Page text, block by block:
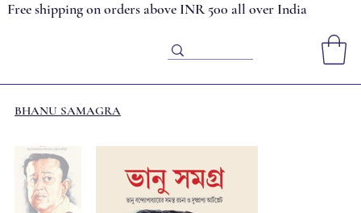
Free shipping on orders above INR 500 all over India
BHANU SAMAGRA